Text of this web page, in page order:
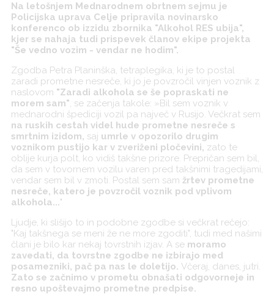
Na letošnjem Mednarodnem obrtnem sejmu je
Policijska uprava Celje pripravila novinarsko
konferenco ob izzidu zbornika "Alkohol RES ubija",
kjer se nahaja tudi prispevek članov ekipe projekta
"Še vedno vozim - vendar ne hodim".
Zgodba Petra Planinška, tetraplegika, ki je to postal
zaradi prometne nesreče, ki jo je povzročil vinjen voznik z
naslovom "Zaradi alkohola se še popraskati ne
morem sam", se začenja takole: »Bil sem voznik v
mednarodni špediciji vozil pa največ v Rusijo. Večkrat sem
na ruskih cestah videl hude prometne nesreče s
smrtnim izidom, saj umrle v opozorilo drugim
voznikom pustijo kar v zveriženi pločevini, zato te
oblije kurja polt, ko vidiš takšne prizore. Prepričan sem bil,
da sem v tovornem vozilu varen pred takšnimi tragedijami,
vendar sem bil v zmoti. Postal sem sam žrtev prometne
nesreče, katero je povzročil voznik pod vplivom
alkohola..."
Ljudje, ki slišijo to in podobne zgodbe si večkrat rečejo:
"Kaj takšnega se meni že ne more zgoditi", tudi med našimi
člani je bilo kar nekaj tovrstnih izjav. A se moramo
zavedati, da tovrstne zgodbe ne izbirajo med
posamezniki, pač pa nas le doletijo. Včeraj, danes, jutri.
Zato se začnimo v prometu obnašati odgovorneje in
resno upoštevajmo prometne predpise.